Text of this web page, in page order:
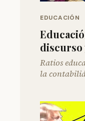
EDUCACIÓN
discurso
Ratios
la